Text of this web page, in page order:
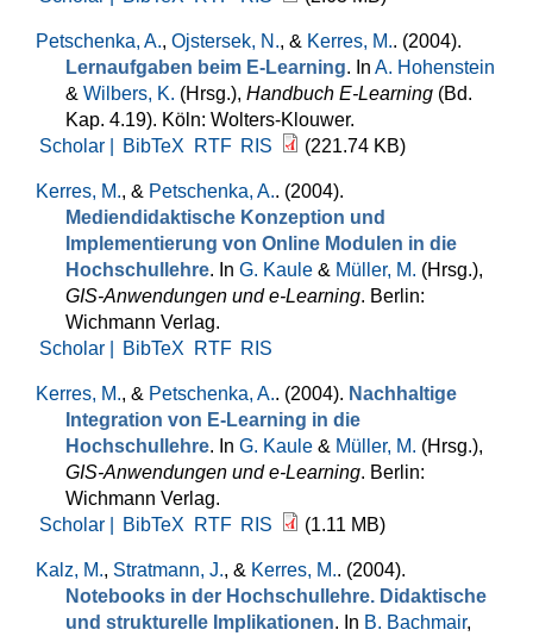
Petschenka, A., Ojstersek, N., & Kerres, M.. (2004).
Lernaufgaben beim E-Learning. In A. Hohenstein
& Wilbers, K. (Hrsg.), Handbuch E-Learning (Bd.
Kap. 4.19). Köln: Wolters-Klouwer.
Scholar |
BibTeX RTF RIS (221.74 KB)
Kerres, M., & Petschenka, A.. (2004).
Mediendidaktische Konzeption und
Implementierung von Online Modulen in die
Hochschullehre. In G. Kaule & Müller, M. (Hrsg.),
GIS-Anwendungen und e-Learning. Berlin:
Wichmann Verlag.
Scholar |
BibTeX RTF RIS
Kerres, M., & Petschenka, A.. (2004). Nachhaltige
Integration von E-Learning in die
Hochschullehre. In G. Kaule & Müller, M. (Hrsg.),
GIS-Anwendungen und e-Learning. Berlin:
Wichmann Verlag.
Scholar |
BibTeX RTF RIS (1.11 MB)
Kalz, M., Stratmann, J., & Kerres, M.. (2004).
Notebooks in der Hochschullehre. Didaktische
und strukturelle Implikationen. In B. Bachmair,